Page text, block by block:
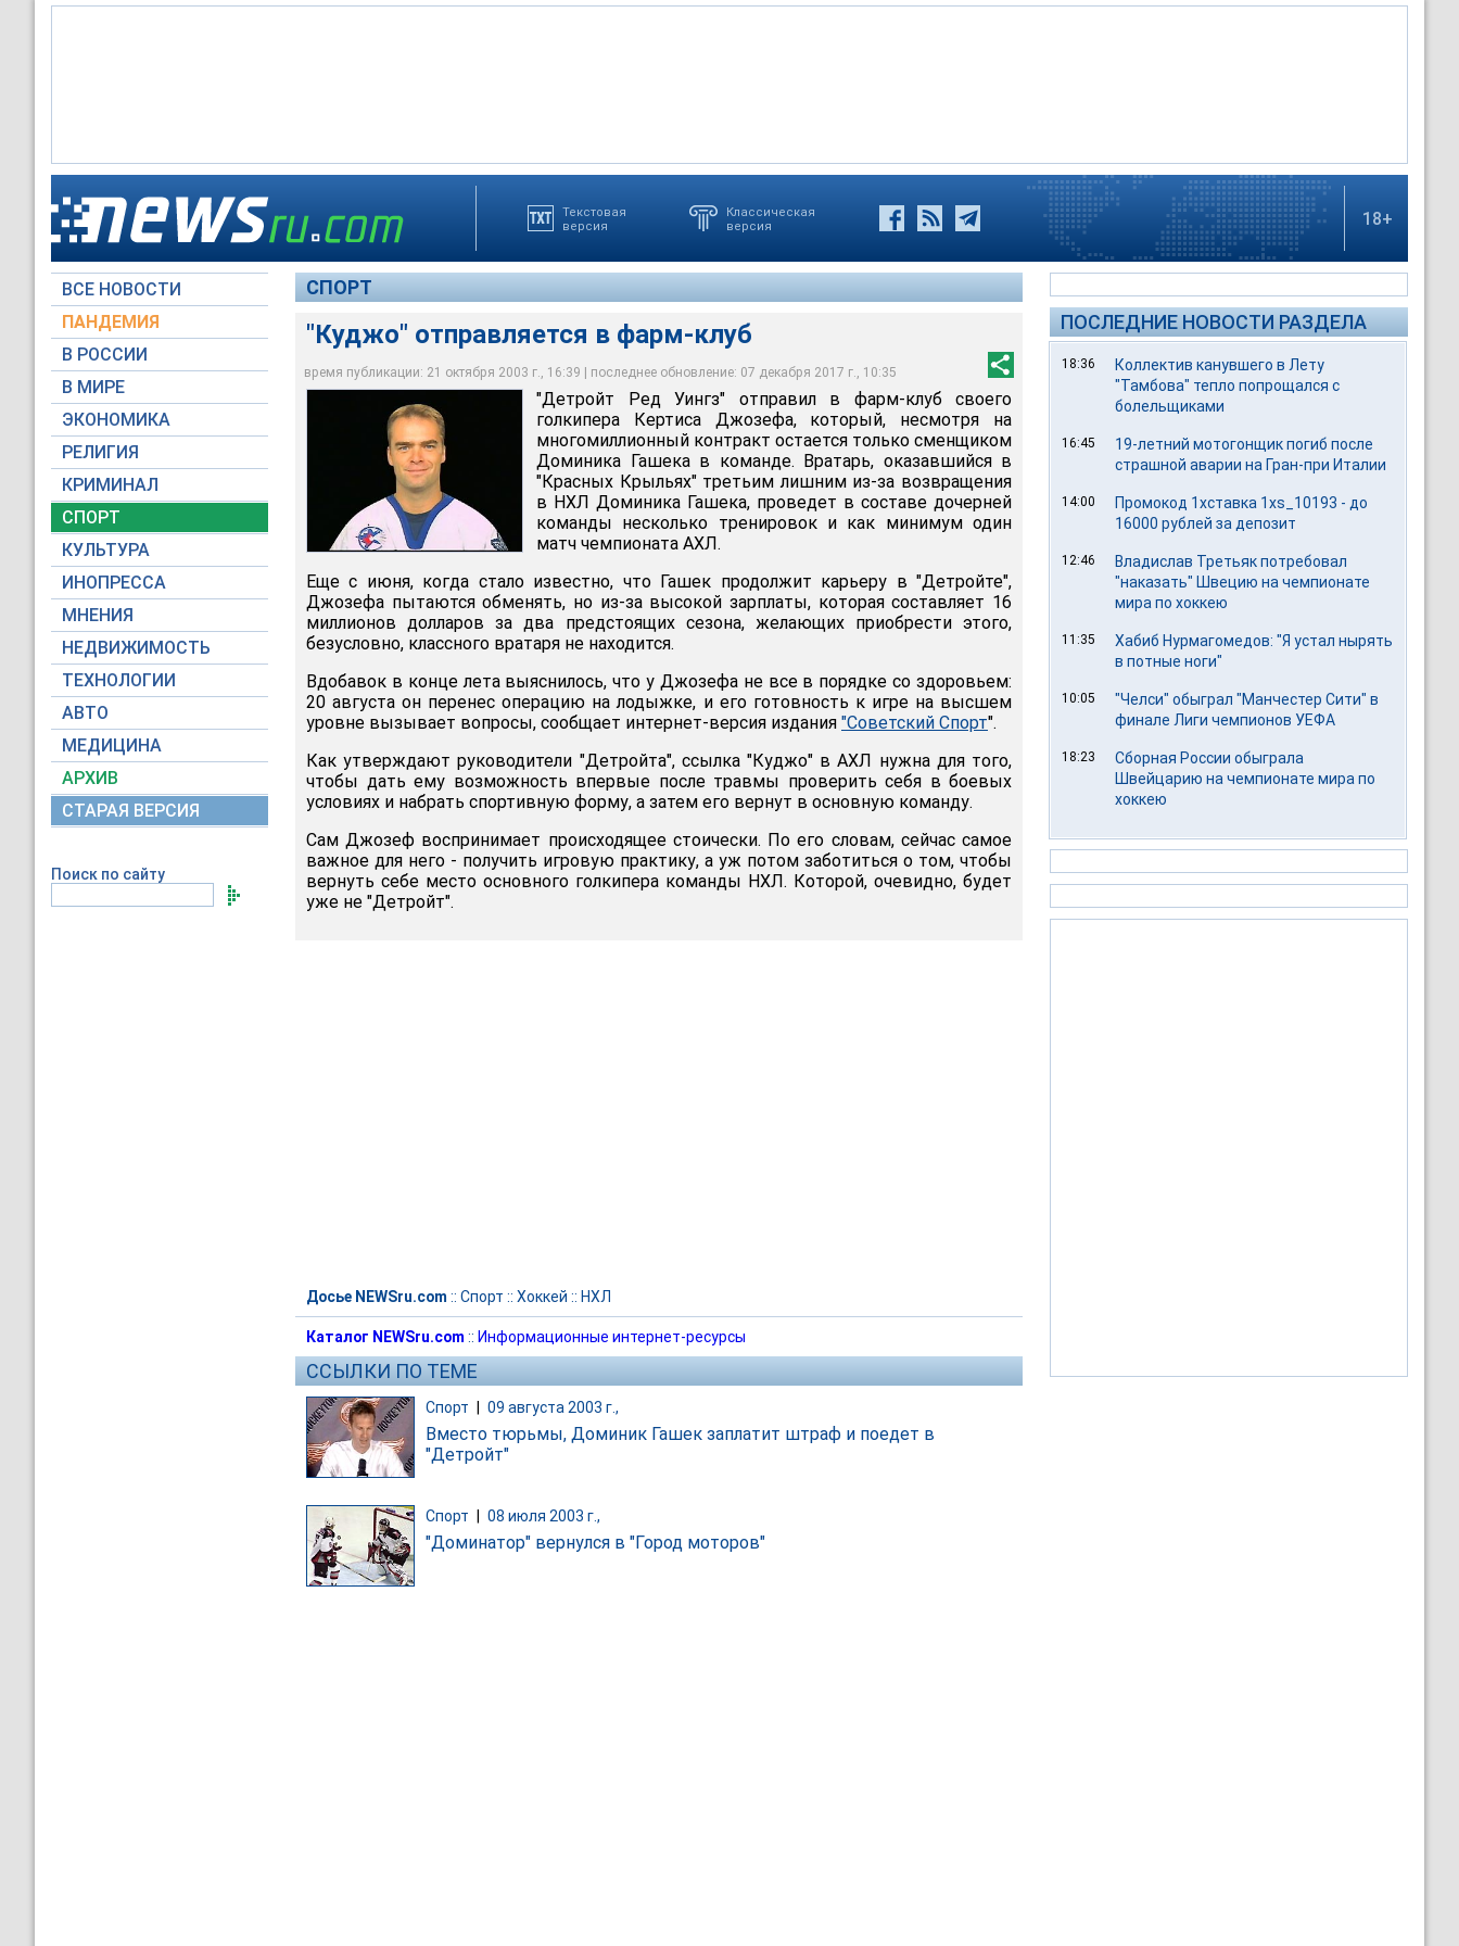
Текстовая
версия
Классическая
версия
18+
ВСЕ НОВОСТИ
ПАНДЕМИЯ
В РОССИИ
В МИРЕ
ЭКОНОМИКА
РЕЛИГИЯ
КРИМИНАЛ
СПОРТ
КУЛЬТУРА
ИНОПРЕССА
МНЕНИЯ
НЕДВИЖИМОСТЬ
ТЕХНОЛОГИИ
АВТО
МЕДИЦИНА
АРХИВ
СТАРАЯ ВЕРСИЯ
Поиск по сайту
СПОРТ
"Куджо" отправляется в фарм-клуб
время публикации: 21 октября 2003 г., 16:39 | последнее обновление: 07 декабря 2017 г., 10:35
Куртис Джозеф
Архив NEWSru.com
"Детройт Ред Уингз" отправил в фарм-клуб своего
голкипера Кертиса Джозефа, который, несмотря на
многомиллионный контракт остается только сменщиком
Доминика Гашека в команде. Вратарь, оказавшийся в
"Красных Крыльях" третьим лишним из-за возвращения
в НХЛ Доминика Гашека, проведет в составе дочерней
команды несколько тренировок и как минимум один
матч чемпионата АХЛ.
Еще с июня, когда стало известно, что Гашек продолжит карьеру в "Детройте",
Джозефа пытаются обменять, но из-за высокой зарплаты, которая составляет 16
миллионов долларов за два предстоящих сезона, желающих приобрести этого,
безусловно, классного вратаря не находится.
Вдобавок в конце лета выяснилось, что у Джозефа не все в порядке со здоровьем:
20 августа он перенес операцию на лодыжке, и его готовность к игре на высшем
уровне вызывает вопросы, сообщает интернет-версия издания "Советский Спорт".
Как утверждают руководители "Детройта", ссылка "Куджо" в АХЛ нужна для того,
чтобы дать ему возможность впервые после травмы проверить себя в боевых
условиях и набрать спортивную форму, а затем его вернут в основную команду.
Сам Джозеф воспринимает происходящее стоически. По его словам, сейчас самое
важное для него - получить игровую практику, а уж потом заботиться о том, чтобы
вернуть себе место основного голкипера команды НХЛ. Которой, очевидно, будет
уже не "Детройт".
Досье NEWSru.com :: Спорт :: Хоккей :: НХЛ
Каталог NEWSru.com :: Информационные интернет-ресурсы
ССЫЛКИ ПО ТЕМЕ
Спорт 09 августа 2003 г.,
Вместо тюрьмы, Доминик Гашек заплатит штраф и поедет в
"Детройт"
Спорт 08 июля 2003 г.,
"Доминатор" вернулся в "Город моторов"
ПОСЛЕДНИЕ НОВОСТИ РАЗДЕЛА
18:36
Коллектив канувшего в Лету
"Тамбова" тепло попрощался с
болельщиками
16:45
19-летний мотогонщик погиб после
страшной аварии на Гран-при Италии
14:00
Промокод 1хставка 1xs_10193 - до
16000 рублей за депозит
12:46
Владислав Третьяк потребовал
"наказать" Швецию на чемпионате
мира по хоккею
11:35
Хабиб Нурмагомедов: "Я устал нырять
в потные ноги"
10:05
"Челси" обыграл "Манчестер Сити" в
финале Лиги чемпионов УЕФА
18:23
Сборная России обыграла
Швейцарию на чемпионате мира по
хоккею